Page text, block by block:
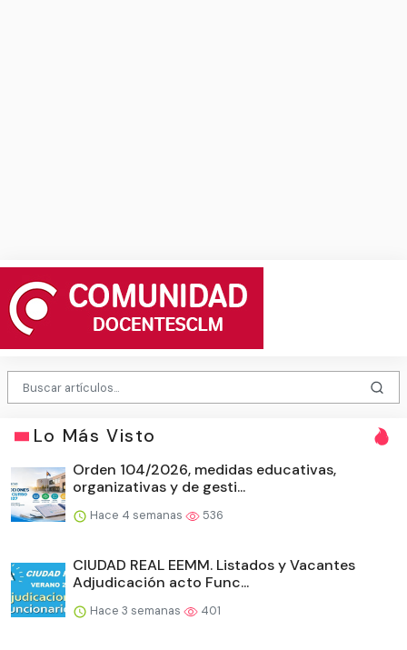
Lo Más Visto
Orden 104/2026, medidas educativas,
organizativas y de gesti...
Hace 4 semanas 536
CIUDAD REAL EEMM. Listados y Vacantes
Adjudicación acto Func...
Hace 3 semanas 401